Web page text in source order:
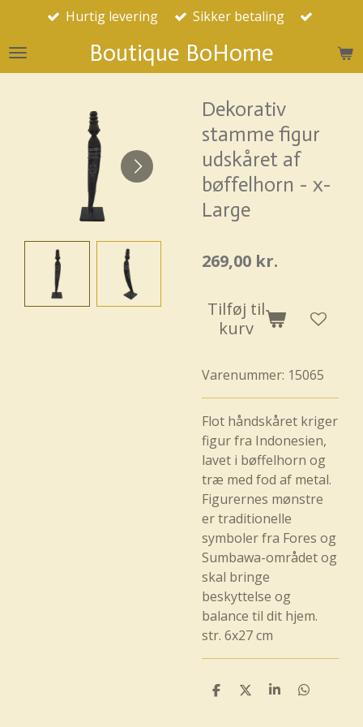
Spring
hovedindhold Boutique BoHome
Hurtig levering Sikker betaling
Dekorativ
stamme figur
udskåret af
bøffelhorn - x-
Large
269,00 kr.
Tilføj til
kurv
Varenummer: 15065
Flot håndskåret kriger
figur fra Indonesien,
lavet i bøffelhorn og
træ med fod af metal.
Figurernes mønstre
er traditionelle
symboler fra Fores og
Sumbawa-området og
skal bringe
beskyttelse og
balance til dit hjem.
str. 6x27 cm
D
D
D
D